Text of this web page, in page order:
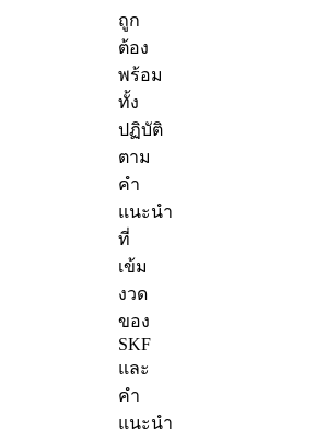
ถูก
ต้อง
พร้อม
ทั้ง
ปฏิบัติ
ตาม
คำ
แนะนำ
ที่
เข้ม
งวด
ของ
SKF
และ
คำ
แนะนำ